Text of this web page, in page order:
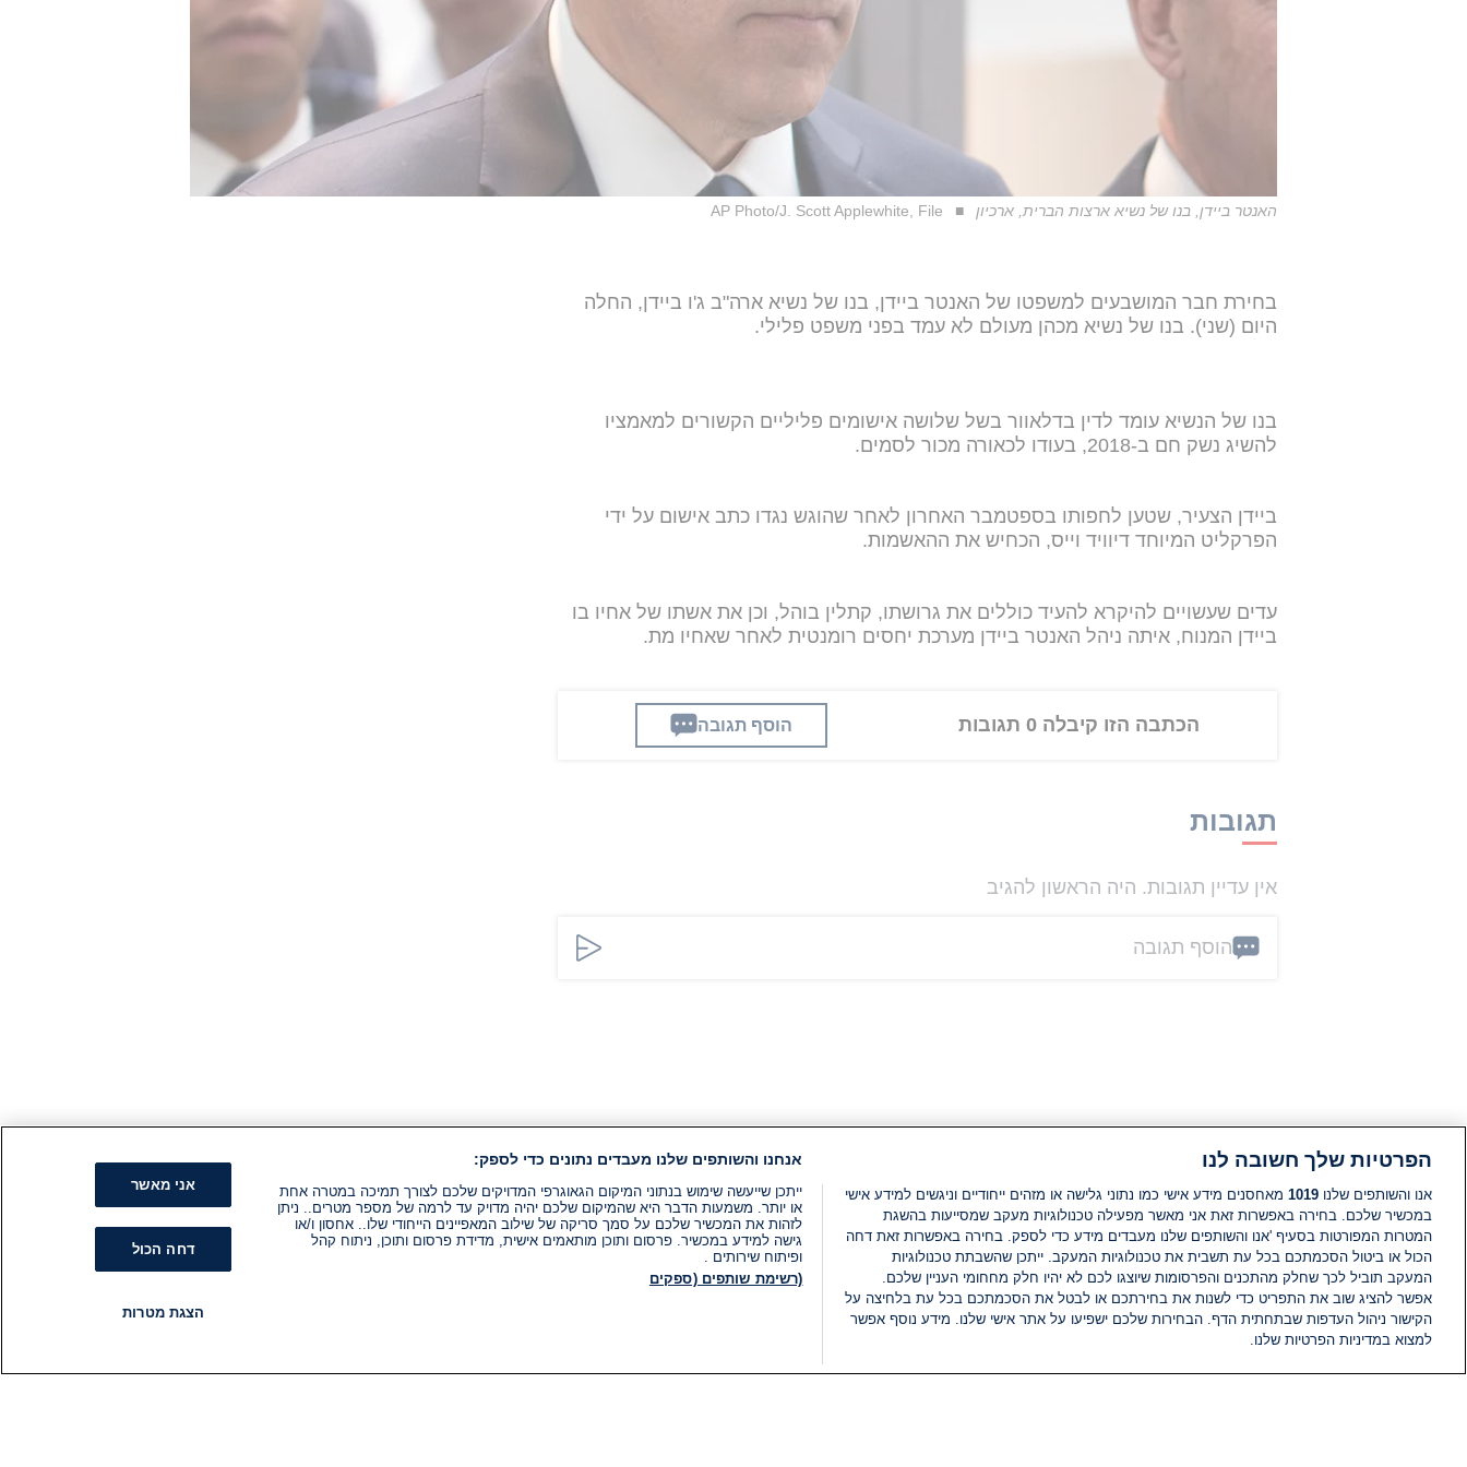
האנטר ביידן, בנו של נשיא ארצות הברית, ארכיון AP Photo/J. Scott Applewhite, File
בחירת חבר המושבעים למשפטו של האנטר ביידן, בנו של נשיא ארה"ב ג'ו ביידן, החלה
היום (שני). בנו של נשיא מכהן מעולם לא עמד בפני משפט פלילי.
בנו של הנשיא עומד לדין בדלאוור בשל שלושה אישומים פליליים הקשורים למאמציו
להשיג נשק חם ב-2018, בעודו לכאורה מכור לסמים.
ביידן הצעיר, שטען לחפותו בספטמבר האחרון לאחר שהוגש נגדו כתב אישום על ידי
הפרקליט המיוחד דיוויד וייס, הכחיש את ההאשמות.
עדים שעשויים להיקרא להעיד כוללים את גרושתו, קתלין בוהל, וכן את אשתו של אחיו בו
ביידן המנוח, איתה ניהל האנטר ביידן מערכת יחסים רומנטית לאחר שאחיו מת.
הכתבה הזו קיבלה 0 תגובות הוסף תגובה
תגובות
אין עדיין תגובות. היה הראשון להגיב
הוסף תגובה
הפרטיות שלך חשובה לנו
אנו והשותפים שלנו 1019 מאחסנים מידע אישי כמו נתוני גלישה או מזהים ייחודיים וניגשים למידע אישי
במכשיר שלכם. בחירה באפשרות זאת אני מאשר מפעילה טכנולוגיות מעקב שמסייעות בהשגת
המטרות המפורטות בסעיף 'אנו והשותפים שלנו מעבדים מידע כדי לספק. בחירה באפשרות זאת דחה
הכול או ביטול הסכמתכם בכל עת תשבית את טכנולוגיות המעקב. ייתכן שהשבתת טכנולוגיות
המעקב תוביל לכך שחלק מהתכנים והפרסומות שיוצגו לכם לא יהיו חלק מחחומי העניין שלכם.
אפשר להציג שוב את התפריט כדי לשנות את בחירתכם או לבטל את הסכמתכם בכל עת בלחיצה על
הקישור ניהול העדפות שבתחתית הדף. הבחירות שלכם ישפיעו על אתר אישי שלנו. מידע נוסף אפשר
למצוא במדיניות הפרטיות שלנו.
אנחנו והשותפים שלנו מעבדים נתונים כדי לספק:
ייתכן שייעשה שימוש בנתוני המיקום הגאוגרפי המדויקים שלכם לצורך תמיכה במטרה אחת
או יותר. משמעות הדבר היא שהמיקום שלכם יהיה מדויק עד לרמה של מספר מטרים.. ניתן
לזהות את המכשיר שלכם על סמך סריקה של שילוב המאפיינים הייחודי שלו.. אחסון ו/או
גישה למידע במכשיר. פרסום ותוכן מותאמים אישית, מדידת פרסום ותוכן, ניתוח קהל
ופיתוח שירותים .
(רשימת שותפים (ספקים
אני מאשר
דחה הכול
הצגת מטרות